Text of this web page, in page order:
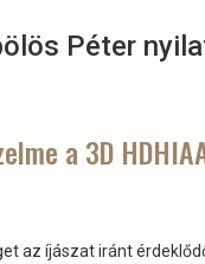
Péter
a 3D
az íjászat iránt